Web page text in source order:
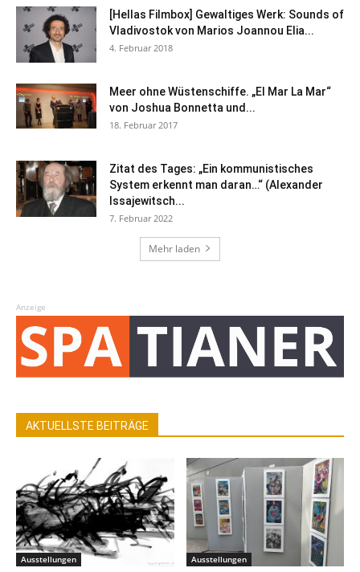
[Hellas Filmbox] Gewaltiges Werk: Sounds of
Vladivostok von Marios Joannou Elia...
4. Februar 2018
Meer ohne Wüstenschiffe. „El Mar La Mar“
von Joshua Bonnetta und...
18. Februar 2017
Zitat des Tages: „Ein kommunistisches
System erkennt man daran…“ (Alexander
Issajewitsch...
7. Februar 2022
Mehr laden
Anzeige
AKTUELLSTE BEITRÄGE
Ausstellungen Ausstellungen